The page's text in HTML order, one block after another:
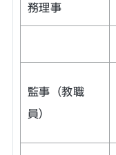
務理事
監事（教職
員）